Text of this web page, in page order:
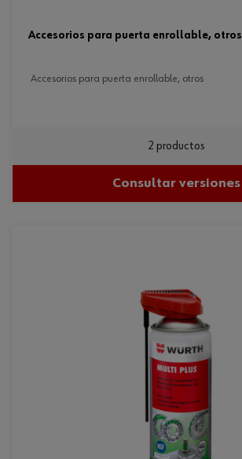
accesorios para puerta enrollable, otros
accesorios para puerta enrollable, otros
2 productos
Consultar versiones